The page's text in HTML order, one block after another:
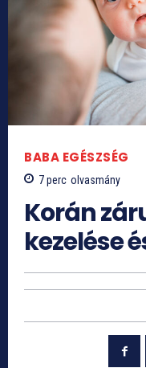
BABA EGÉSZSÉG
7perc olvasmány
Korán
kezelése